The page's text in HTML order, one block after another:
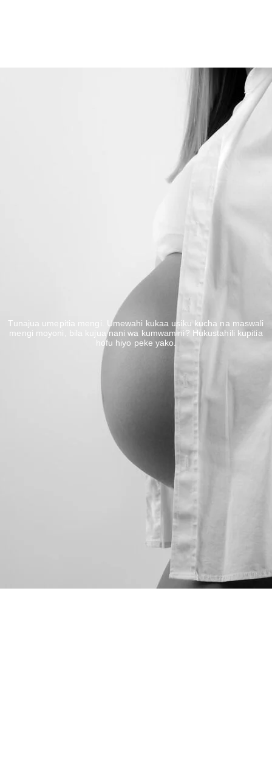
Tunajua umepitia mengi. Umewahi kukaa usiku kucha na maswali
mengi moyoni, bila kujua nani wa kumwamini? Hukustahili kupitia
hofu hiyo peke yako.